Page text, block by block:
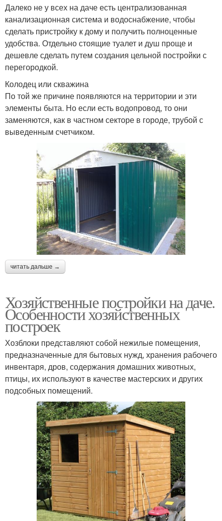
Далеко не у всех на даче есть централизованная
канализационная система и водоснабжение, чтобы
сделать пристройку к дому и получить полноценные
удобства. Отдельно стоящие туалет и душ проще и
дешевле сделать путем создания цельной постройки с
перегородкой.
Колодец или скважина
По той же причине появляются на территории и эти
элементы быта. Но если есть водопровод, то они
заменяются, как в частном секторе в городе, трубой с
выведенным счетчиком.
читать дальше →
Хозяйственные постройки на даче.
Особенности хозяйственных
построек
Хозблоки представляют собой нежилые помещения,
предназначенные для бытовых нужд, хранения рабочего
инвентаря, дров, содержания домашних животных,
птицы, их используют в качестве мастерских и других
подсобных помещений.